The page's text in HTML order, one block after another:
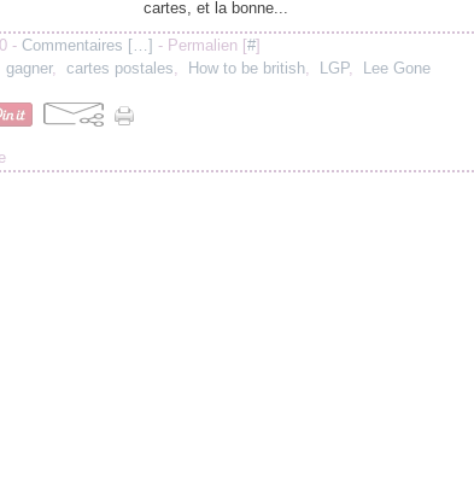
cartes, et la bonne...
- Commentaires […] - Permalien [#]
gagner, cartes postales, How to be british, LGP,
Lee Gone